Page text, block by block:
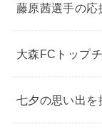
藤原茜選手の応
大森FCトップ
七夕の思い出を